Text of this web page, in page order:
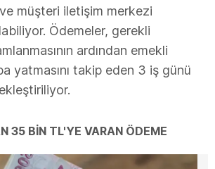
müşteri iletişim merkezi
Ödemeler, gerekli
ardından emekli
yatmasını takip eden 3 iş günü
35 BİN TL'YE VARAN ÖDEME